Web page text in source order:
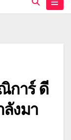
การ์ ดี
งมา